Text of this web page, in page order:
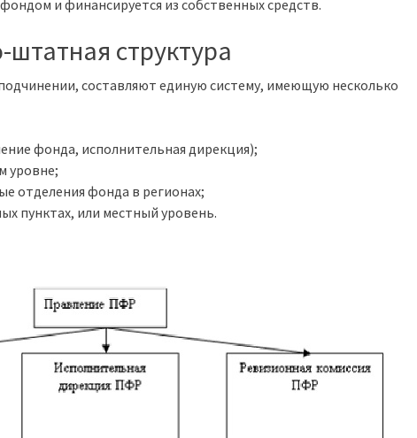
и финансируется из собственных средств.
структура
составляют единую систему, имеющую несколько
фонда, исполнительная дирекция);
уровне;
отделения фонда в регионах;
пунктах, или местный уровень.